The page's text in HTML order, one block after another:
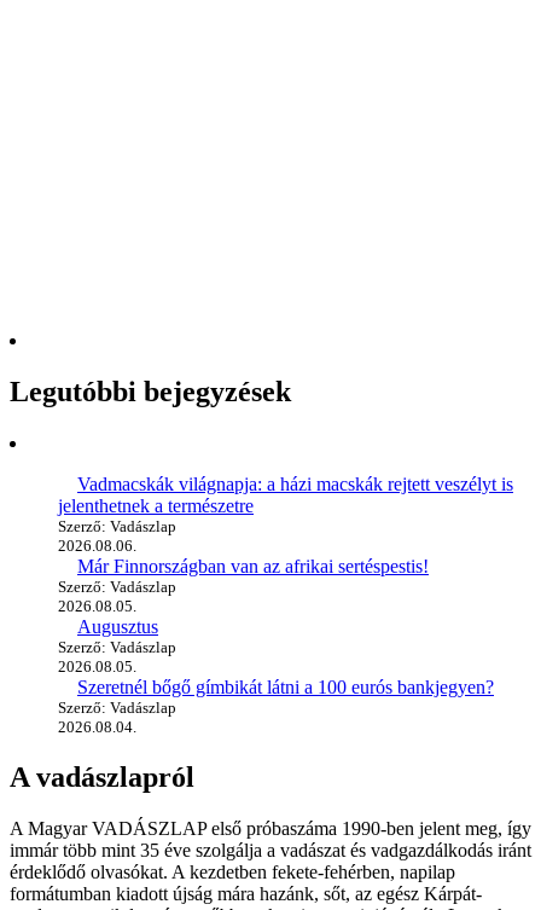
Legutóbbi bejegyzések
Vadmacskák világnapja: a házi macskák rejtett veszélyt is
jelenthetnek a természetre
Szerző: Vadászlap
2026.08.06.
Már Finnországban van az afrikai sertéspestis!
Szerző: Vadászlap
2026.08.05.
Augusztus
Szerző: Vadászlap
2026.08.05.
Szeretnél bőgő gímbikát látni a 100 eurós bankjegyen?
Szerző: Vadászlap
2026.08.04.
A vadászlapról
A Magyar VADÁSZLAP első próbaszáma 1990-ben jelent meg, így
immár több mint 35 éve szolgálja a vadászat és vadgazdálkodás iránt
érdeklődő olvasókat. A kezdetben fekete-fehérben, napilap
formátumban kiadott újság mára hazánk, sőt, az egész Kárpát-